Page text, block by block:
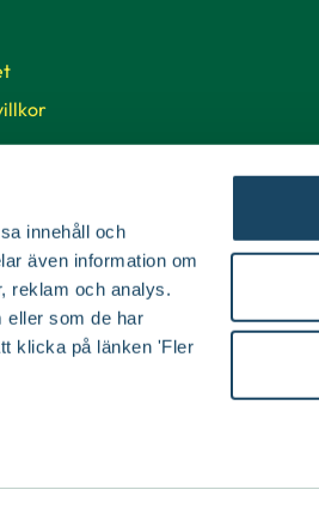
innehåll och
även information om
reklam och analys.
eller som de har
klicka på länken 'Fler